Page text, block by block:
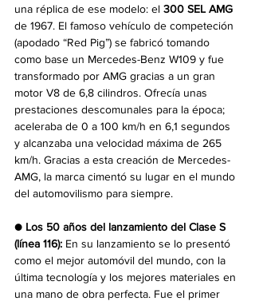
una réplica de ese modelo: el 300 SEL AMG
de 1967. El famoso vehículo de competeción
(apodado “Red Pig”) se fabricó tomando
como base un Mercedes-Benz W109 y fue
transformado por AMG gracias a un gran
motor V8 de 6,8 cilindros. Ofrecía unas
prestaciones descomunales para la época;
aceleraba de 0 a 100 km/h en 6,1 segundos
y alcanzaba una velocidad máxima de 265
km/h. Gracias a esta creación de Mercedes-
AMG, la marca cimentó su lugar en el mundo
del automovilismo para siempre.
● Los 50 años del lanzamiento del Clase S
(línea 116): En su lanzamiento se lo presentó
como el mejor automóvil del mundo, con la
última tecnología y los mejores materiales en
una mano de obra perfecta. Fue el primer